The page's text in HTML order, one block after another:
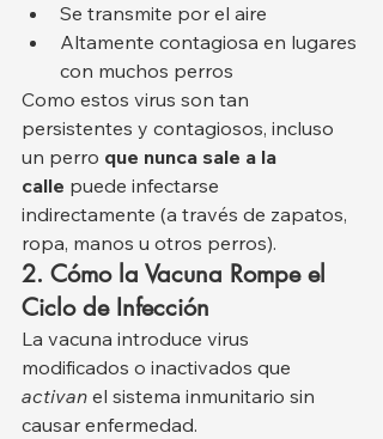
Se transmite por el aire
Altamente contagiosa en lugares
con muchos perros
Como estos virus son tan
persistentes y contagiosos, incluso
un perro que nunca sale a la
calle puede infectarse
indirectamente (a través de zapatos,
ropa, manos u otros perros).
2. Cómo la Vacuna Rompe el
Ciclo de Infección
La vacuna introduce virus
modificados o inactivados que
activan el sistema inmunitario sin
causar enfermedad.